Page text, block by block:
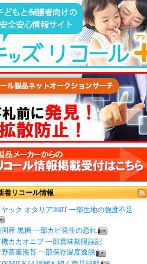
着リコール情報
ック オタリア360T 一部生地の強度不足
産 黒糖 一部カビ発生の恐れ
カカオニブ 一部賞味期限誤記
茶葉海苔 一部保存温度逸脱